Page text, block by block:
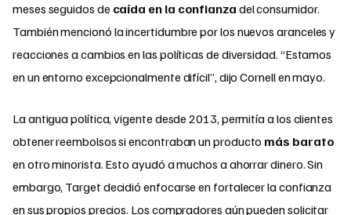
meses seguidos de caída en la confianza del consumidor.
También mencionó la incertidumbre por los nuevos aranceles y
reacciones a cambios en las políticas de diversidad. “Estamos
en un entorno excepcionalmente difícil”, dijo Cornell en mayo.
La antigua política, vigente desde 2013, permitía a los clientes
obtener reembolsos si encontraban un producto más barato
en otro minorista. Esto ayudó a muchos a ahorrar dinero. Sin
embargo, Target decidió enfocarse en fortalecer la confianza
en sus propios precios. Los compradores aún pueden solicitar